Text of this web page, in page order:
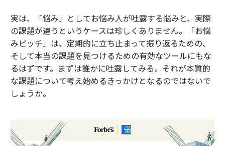
実は、「悩み」としてお悩み人が吐露する悩みと、実際
の課題が違うというケースは珍しくありません。「お悩
みピッチ」は、定期的に立ち止まって振り返るための、
そして本当の課題を見つけるための有効なツールにもな
るはずです。まずは誰かに吐露してみる。それが本質的
な課題について考え始めるきっかけとなるのではないで
しょうか。